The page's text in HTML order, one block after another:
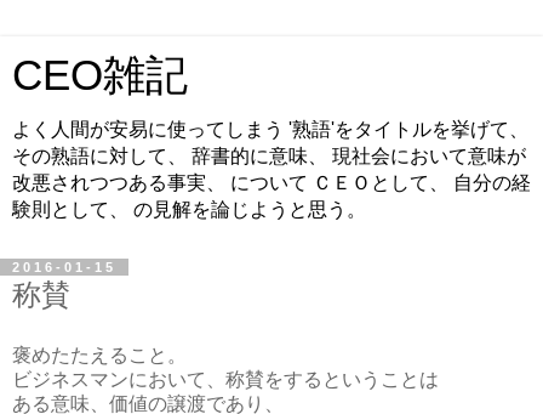
CEO雑記
よく人間が安易に使ってしまう '熟語'をタイトルを挙げて、
その熟語に対して、 辞書的に意味、 現社会において意味が
改悪されつつある事実、 について ＣＥＯとして、 自分の経
験則として、 の見解を論じようと思う。
2016-01-15
称賛
褒めたたえること。
ビジネスマンにおいて、称賛をするということは
ある意味、価値の譲渡であり、